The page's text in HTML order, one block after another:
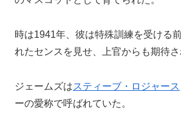
時は1941年、彼は特殊訓練を受ける
れたセンスを見せ、上官からも期待さ
ジェームズはスティーブ・ロジャース
ーの愛称で呼ばれていた。